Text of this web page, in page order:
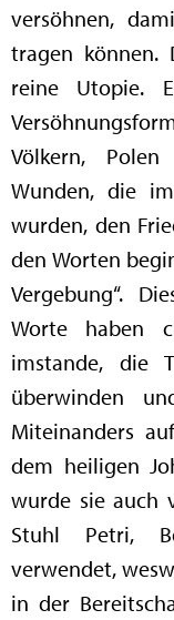
versöhnen,
tragen können.
reine Utopie.
Völkern,
Wunden, die
wurden, den
den Worten
Vergebung“.
Worte haben
imstande, die
überwinden
Miteinanders
dem heiligen
wurde sie auch
Stuhl Petri,
verwendet,
in der